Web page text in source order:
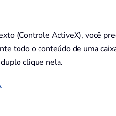
(Controle ActiveX), você
todo o conteúdo de uma
clique nela.